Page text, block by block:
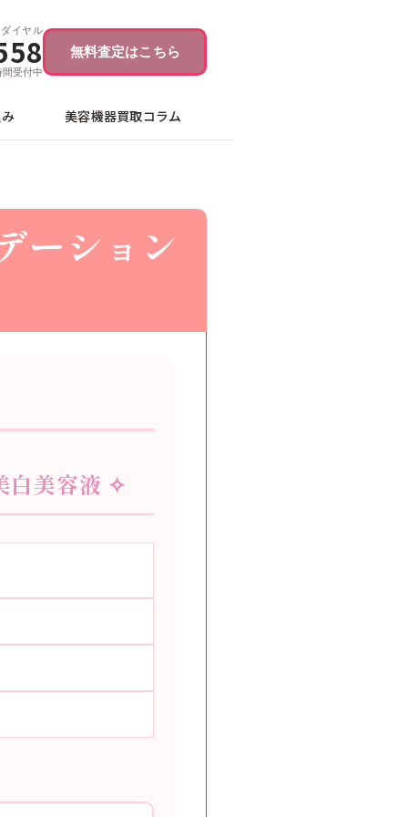
イヤル
間受付中
無料査定はこちら
美容機器買取コラム
ーション
白美容液 ✧